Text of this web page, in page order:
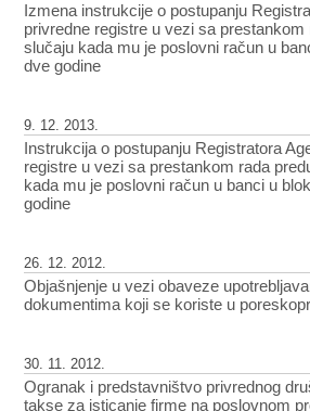
Izmena instrukcije o postupanju
privredne registre u vezi sa prestankom
slučaju kada mu je poslovni račun u
dve godine
Instrukcija o postupanju Registratora
registre u vezi sa prestankom rada
kada mu je poslovni račun u banci u
godine
9. 12. 2013.
Objašnjenje u vezi obaveze
dokumentima koji se koriste u
26. 12. 2012.
Ogranak i predstavništvo privrednog
takse za isticanje firme na poslovnom
30. 11. 2012.